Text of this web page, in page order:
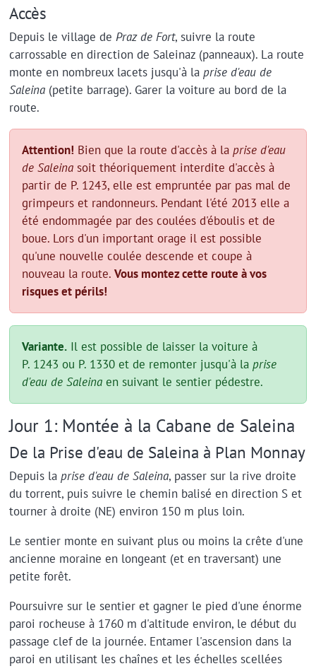
Accès
Depuis le village de Praz de Fort, suivre la route
carrossable en direction de Saleinaz (panneaux). La route
monte en nombreux lacets jusqu'à la prise d'eau de
Saleina(petite barrage). Garer la voiture au bord de la
route.
Attention! Bien que la route d'accès à la prise d'eau
de Saleinasoit théoriquement interdite d'accès à
partir de P. 1243, elle est empruntée par pas mal de
grimpeurs et randonneurs. Pendant l'été 2013 elle a
été endommagée par des coulées d'éboulis et de
boue. Lors d'un important orage il est possible
qu'une nouvelle coulée descende et coupe à
nouveau la route. Vous montez cette route à vos
risques et périls!
Variante.Il est possible de laisser la voiture à
P. 1243 ou P. 1330 et de remonter jusqu'à la prise
d'eau de Saleinaen suivant le sentier pédestre.
Jour 1: Montée à la Cabane de Saleina
De la Prise d'eau de Saleina à Plan Monnay
Depuis la prise d'eau de Saleina, passer sur la rive droite
du torrent, puis suivre le chemin balisé en direction S et
tourner à droite (NE) environ 150 m plus loin.
Le sentier monte en suivant plus ou moins la crête d'une
ancienne moraine en longeant (et en traversant) une
petite forêt.
Poursuivre sur le sentier et gagner le pied d'une énorme
paroi rocheuse à 1760 m d'altitude environ, le début du
passage clef de la journée. Entamer l'ascension dans la
paroi en utilisant les chaînes et les échelles scellées